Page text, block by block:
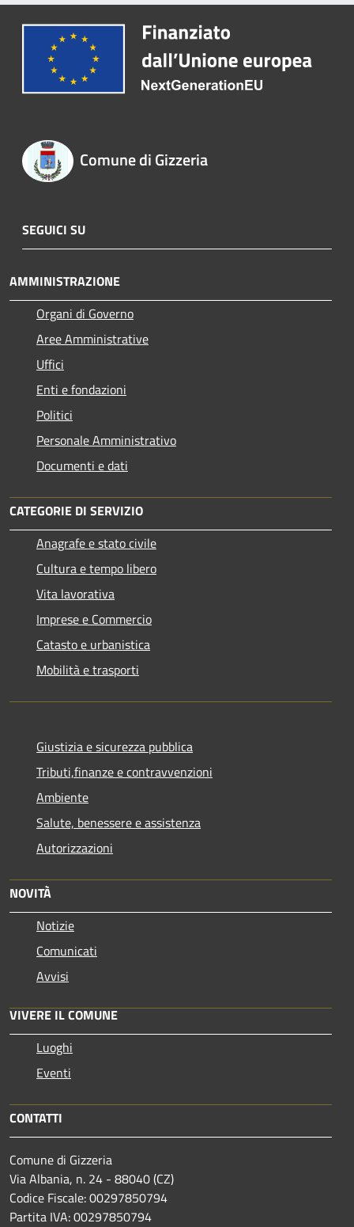
Comune di Gizzeria
SEGUICI SU
AMMINISTRAZIONE
Organi di Governo
Aree Amministrative
Uffici
Enti e fondazioni
Politici
Personale Amministrativo
Documenti e dati
CATEGORIE DI SERVIZIO
Anagrafe e stato civile
Cultura e tempo libero
Vita lavorativa
Imprese e Commercio
Catasto e urbanistica
Mobilità e trasporti
Giustizia e sicurezza pubblica
Tributi,finanze e contravvenzioni
Ambiente
Salute, benessere e assistenza
Autorizzazioni
NOVITÀ
Notizie
Comunicati
Avvisi
VIVERE IL COMUNE
Luoghi
Eventi
CONTATTI
Comune di Gizzeria
Via Albania, n. 24 - 88040 (CZ)
Codice Fiscale: 00297850794
Partita IVA: 00297850794